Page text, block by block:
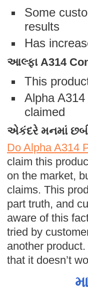
Some
results
Has
આલ્ફા A314
This
Alpha
claimed
એકંદરે મનમાં
Do Alpha A314
claim this
on the market,
claims. This
part truth, and
aware of this
tried by
another
that it doesn’t